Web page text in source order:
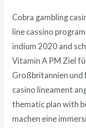
Cobra gambling
line cassino
indium 2020 and
Vitamin A PM Ziel
Großbritannien und
casino lineament
thematic plan with
machen eine